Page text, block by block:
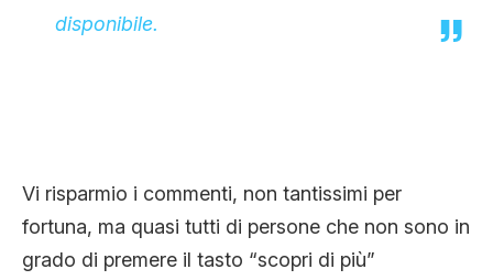
Vi risparmio i commenti, non tantissimi per
fortuna, ma quasi tutti di persone che non sono in
grado di premere il tasto “scopri di più”